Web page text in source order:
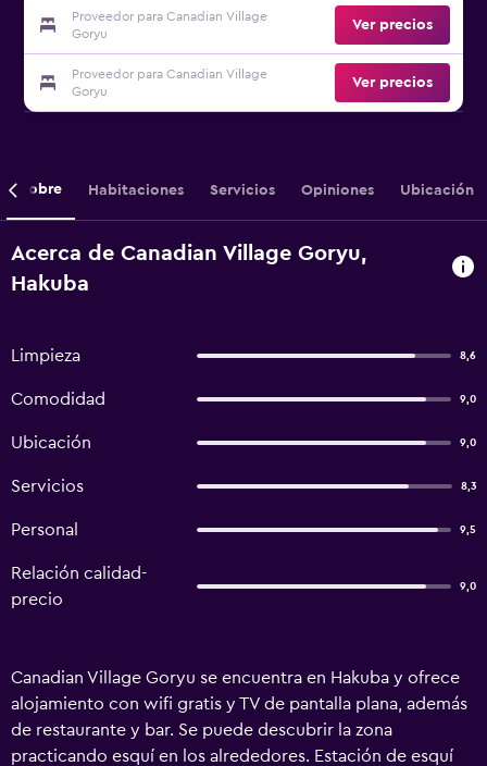
Proveedor para Canadian Village
Goryu
Ver precios
Proveedor para Canadian Village
Goryu
Ver precios
Sobre Habitaciones Servicios Opiniones Ubicación
Acerca de Canadian Village Goryu,
Hakuba
Limpieza 8,6
Comodidad 9,0
Ubicación 9,0
Servicios 8,3
Personal 9,5
Relación calidad-
precio
9,0
Canadian Village Goryu se encuentra en Hakuba y ofrece
alojamiento con wifi gratis y TV de pantalla plana, además
de restaurante y bar. Se puede descubrir la zona
practicando esquí en los alrededores. Estación de esquí